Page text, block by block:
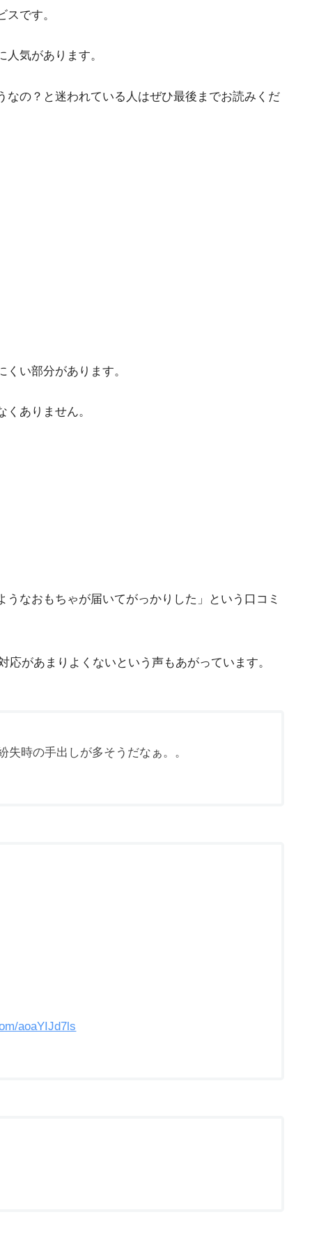
です。
気があります。
の？と迷われている人はぜひ最後までお読みくだ
い部分があります。
ありません。
なおもちゃが届いてがっかりした」という口コミ
があまりよくないという声もあがっています。
時の手出しが多そうだなぁ。。
aoaYIJd7ls